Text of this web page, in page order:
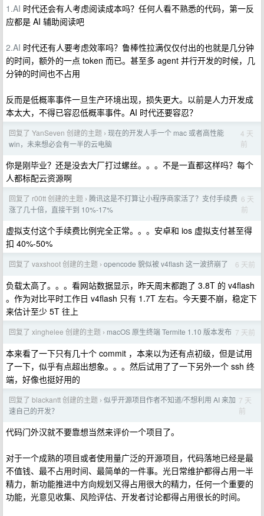
1.AI 时代还会有人考虑阅读成本吗？任何人看不熟悉的代码，第一反
应都是 AI 辅助阅读吧
2.AI 时代还有人要考虑效率吗？鲁棒性拉满仅仅付出的也就是几分钟
的时间，额外的一点 token 而已。甚至多 agent 并行开发的时候，几
分钟的时间也不占用
反而是低概率事件一旦生产环境出现，损失更大。以前是人力开发成
本太大，不得已容忍低概率事件。AI 时代还要容忍？
回复了 YanSeven 创建的主题 › 现在的开发人手一个 mac 或者高性能
win，未来想必会有一半的云电脑
4 天
前
你是刚毕业？还是没去大厂打过螺丝。。。不是一直都这样吗？每个
人都标配云资源啊
回复了 r00tt 创建的主题 › 腾讯这是不打算让小程序商家活了？支付手续费
涨了几十倍，直接干到 10%-17%
6 天
前
虚拟支付这个手续费比例完全正常。。。安卓和 ios 虚拟支付甚至得
扣 40%-50%
回复了 vaxshoot 创建的主题 › opencode 貌似被 v4flash 这一波挤崩了 6 天前
负载太高了。。。看网站数据显示，昨天周末都跑了 3.8T 的 v4flash
。作为对比平时工作日 v4flash 只有 1.7T 左右。今天要不崩，稳定下
来估计至少 5T 往上
回复了 xinghelee 创建的主题 › macOS 原生终端 Termite 1.10 版本发布 7 天前
本来看了一下只有几十个 commit ，本来以为还有点初级，但是试用
了一下，似乎有点超出想象。。。然后试用了了一下另外一个 ssh 终
端，好像也挺好用的
回复了 blackantt 创建的主题 › 似乎开源项目作者不知道/不想利用 AI 来加
速自己的开发？
7 天
前
代码门外汉就不要靠想当然来评价一个项目了。
对于一个成熟的项目或者使用量广泛的开源项目，代码落地已经是最
不值钱、最不占用时间、最简单的一件事。光日常维护都得占用一半
精力，新功能推进中方向规划又得占用很大的精力，任何一个重要的
功能，光意见收集、风险评估、开发者讨论都得占用很长的时间。